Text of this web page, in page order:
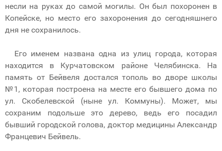
несли на руках до самой могилы. Он был похоронен в
Копейске, но место его захоронения до сегодняшнего
дня не сохранилось.
Его именем названа одна из улиц города, которая
находится в Курчатовском районе Челябинска. На
память от Бейвеля достался тополь во дворе школы
№1, которая построена на месте его бывшего дома по
ул. Скобелевской (ныне ул. Коммуны). Может, мы
сохраним подольше это дерево, ведь его посадил
бывший городской голова, доктор медицины Александр
Францевич Бейвель.